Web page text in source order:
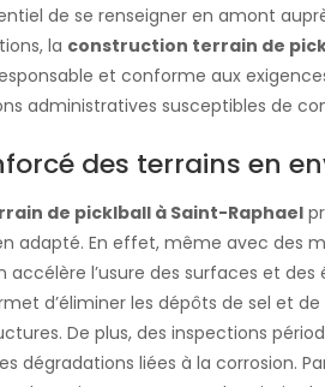
de se renseigner en amont
la construction terrain de
et conforme aux
administratives susceptibles de
des terrains en
de picklball à Saint-Raphael
adapté. En effet, même avec des
accélère l’usure des surfaces et des
d’éliminer les dépôts de sel et
De plus, des inspections
dégradations liées à la corrosion.